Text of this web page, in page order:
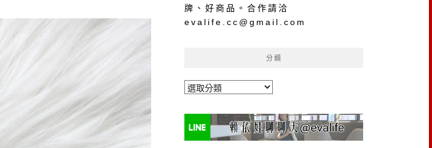
牌、好商品。合作請洽
evalife.cc@gmail.com
分類
分